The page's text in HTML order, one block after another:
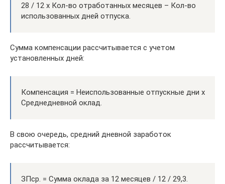
28 / 12 х Кол-во отработанных месяцев – Кол-во
использованных дней отпуска.
Сумма компенсации рассчитывается с учетом
установленных дней:
Компенсация = Неиспользованные отпускные дни х
Среднедневной оклад.
В свою очередь, средний дневной заработок
рассчитывается:
ЗПср. = Сумма оклада за 12 месяцев / 12 / 29,3.